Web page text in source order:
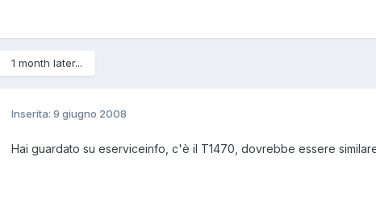
1 month later...
Inserita: 9 giugno 2008
Hai guardato su eserviceinfo, c'è il T1470, dovrebbe essere